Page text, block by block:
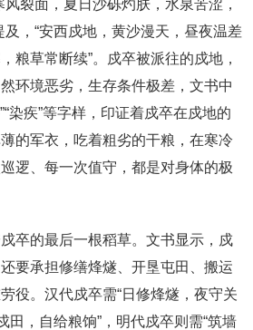
裂面，夏日沙砾灼肤，水泉苦涩，
及，“安西戍地，黄沙漫天，昼夜温差
粮草常断续”。戍卒被派往的戍地，
环境恶劣，生存条件极差，文书中
染疾”等字样，印证着戍卒在戍地的
的军衣，吃着粗劣的干粮，在寒冷
逻、每一次值守，都是对身体的极
卒的最后一根稻草。文书显示，戍
要承担修缮烽燧、开垦屯田、搬运
役。汉代戍卒需“日修烽燧，夜守关
田，自给粮饷”，明代戍卒则需“筑墙